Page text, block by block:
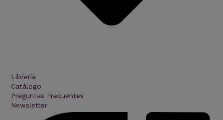
Librería
Catálogo
Preguntas Frecuentes
Newsletter